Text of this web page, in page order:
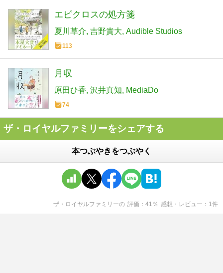
エピクロスの処方箋
夏川草介 吉野貴大 Audible Studios
113
月収
原田ひ香 沢井真知 MediaDo
74
ザ・ロイヤルファミリーをシェアする
本つぶやきをつぶやく
ザ・ロイヤルファミリーの 評価 41 ％ 感想・レビュー 1件